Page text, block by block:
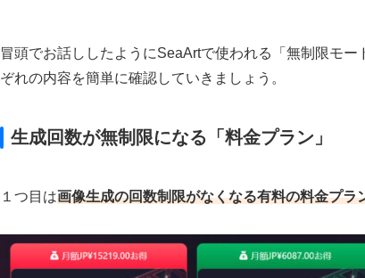
冒頭でお話ししたようにSeaArtで使われる「無制限モ
ぞれの内容を簡単に確認していきましょう。
生成回数が無制限になる「料金プラン」
１つ目は画像生成の回数制限がなくなる有料の料金プラ